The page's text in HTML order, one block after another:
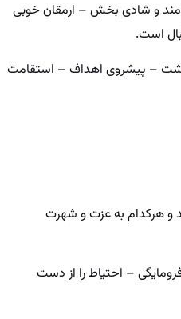
و شادی بخش – ارمقان خوبی
است.
– پیشروی اهداف – استقامت
و هرکدام به عزت و شهرت
– احتیاط را از دست